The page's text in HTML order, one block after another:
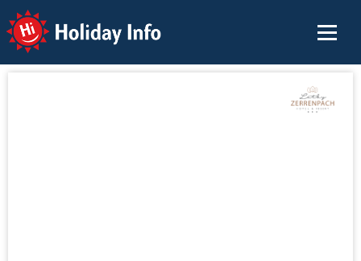
Holiday Info